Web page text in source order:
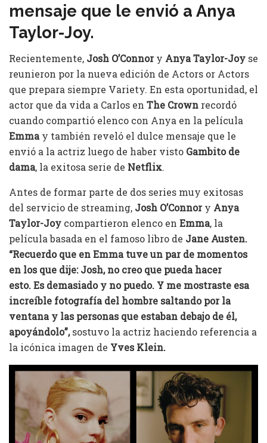
mensaje que le envió a Anya
Taylor-Joy.
Recientemente, Josh O’Connory Anya Taylor-Joy se
reunieron por la nueva edición de Actors or Actors
que prepara siempre Variety. En esta oportunidad, el
actor que da vida a Carlos en The Crown recordó
cuando compartió elenco con Anya en la película
Emmay también reveló el dulce mensaje que le
envió a la actriz luego de haber visto Gambito de
dama, la exitosa serie de Netflix.
Antes de formar parte de dos series muy exitosas
del servicio de streaming, Josh O’Connory Anya
Taylor-Joy compartieron elenco en Emma, la
película basada en el famoso libro de Jane Austen.
“Recuerdo que en Emma tuve un par de momentos
en los que dije: Josh, no creo que pueda hacer
esto. Es demasiado y no puedo. Y me mostraste esa
increíble fotografía del hombre saltando por la
ventana y las personas que estaban debajo de él,
apoyándolo”,sostuvo la actriz haciendo referencia a
la icónica imagen de Yves Klein.